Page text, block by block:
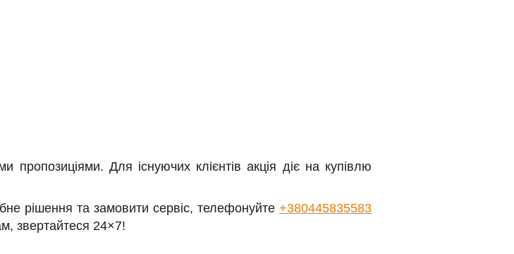
пропозиціями. Для існуючих клієнтів акція діє на купівлю
рішення та замовити сервіс, телефонуйте +380445835583
звертайтеся 24×7!